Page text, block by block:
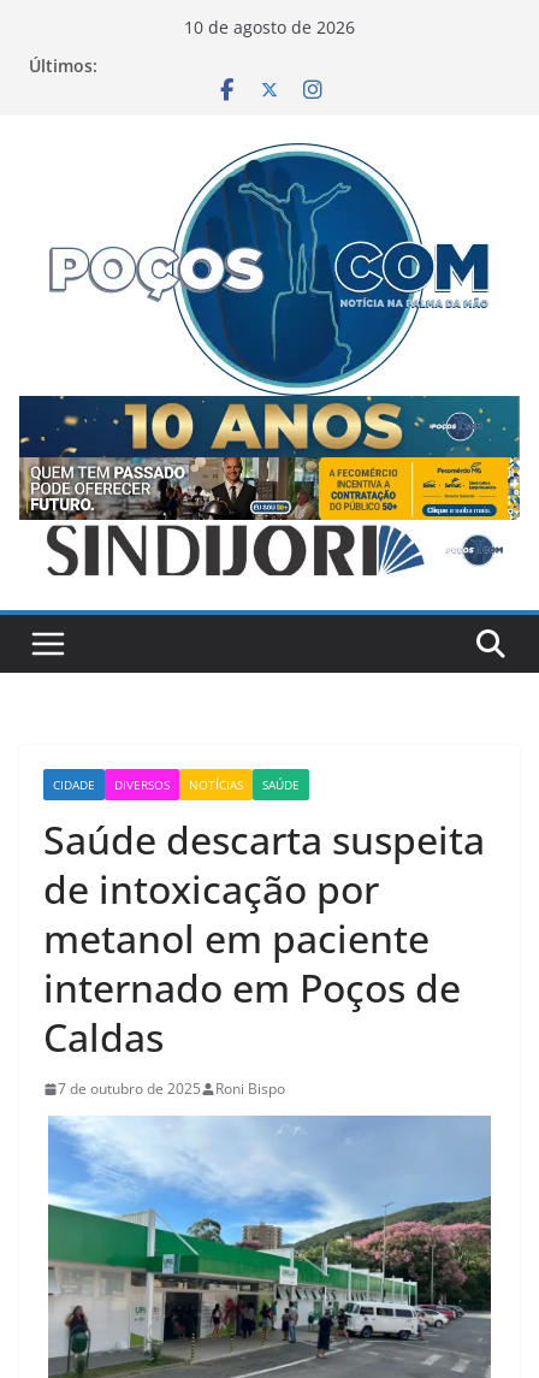
10 de agosto de 2026
Últimos:
CIDADE DIVERSOS NOTÍCIAS SAÚDE
Saúde descarta suspeita
de intoxicação por
metanol em paciente
internado em Poços de
Caldas
7 de outubro de 2025 Roni Bispo